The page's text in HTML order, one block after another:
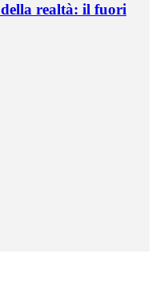
realtà: il fuori